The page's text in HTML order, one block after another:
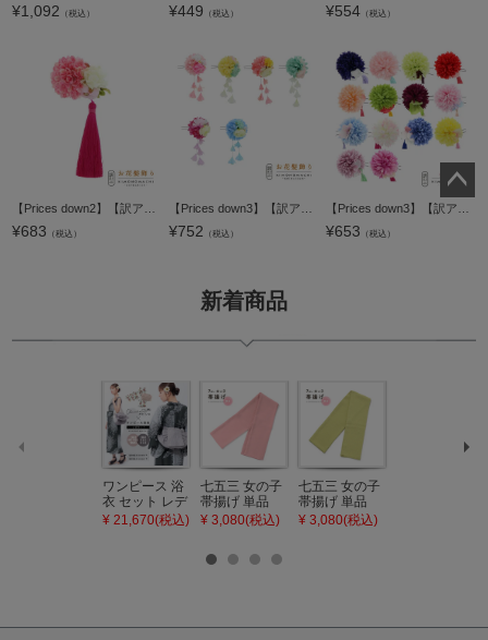
¥1,092 （税込） ¥449 （税込） ¥554（税込）
¥683 （税込） ¥752 （税込） ¥653 （税込）
新着商品
ワンピース 浴
衣 セット レデ
ィース 吸水速
乾 ポリエステ
¥ 21,670(税込)
七五三 女の子
帯揚げ 単品
「灰桃色」日
本製 7歳 女児
びあげ 和装 着
¥ 3,080(税込)
七五三 女の子
帯揚げ 単品
「若葉色」日
本製 7歳 女児
¥ 3,080(税込)
ペー